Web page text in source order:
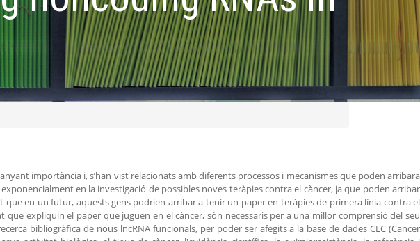
importància i, s’han vist relacionats amb diferents processos i mecanismes que poden arribara
en la investigació de possibles noves teràpies contra el càncer, ja que poden arribar
en un futur, aquests gens podrien arribar a tenir un paper en teràpies de primera línia contra el
que expliquin el paper que juguen en el càncer, són necessaris per a una millor comprensió del seu
bibliogràfica de nous lncRNA funcionals, per poder ser afegits a la base de dades CLC (Cancer